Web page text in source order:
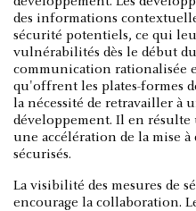
des informations
sécurité potentiels, ce qui
vulnérabilités dès le début
communication rationalisée
qu'offrent les plates-formes
la nécessité de retravailler à
développement. Il en
une accélération de la mise
sécurisés.
La visibilité des mesures de
encourage la collaboration.